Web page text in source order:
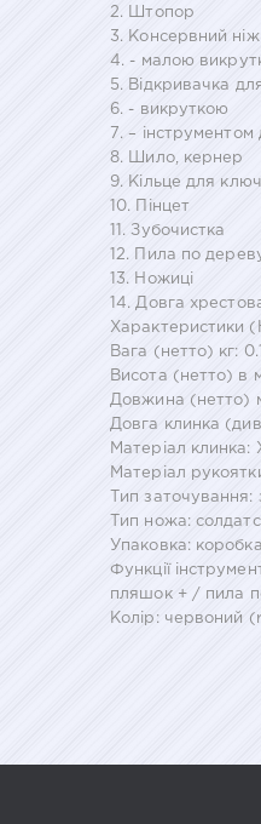
2. Штопор
3. Консервний ніж
4. - малою
5. Відкривачка
6. - викруткою
7. – інструментом
8. Шило, кернер
9. Кільце для
10. Пінцет
11. Зубочистка
12. Пила по
13. Ножиці
14. Довга
Характеристики
Вага (нетто) кг:
Висота (нетто) в
Довжина (нетто)
Довга клинка
Матеріал клинка:
Матеріал
Тип заточування:
Тип ножа:
Упаковка: коробка
Функції
пляшок + / пила
Колір: червоний